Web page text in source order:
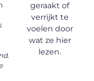
De inhoud
is zó divers
en
persoonlijk.
geraakt of
verrijkt te
voelen door
wat ze hier
lezen.